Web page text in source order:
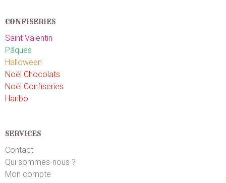
CONFISERIES
Saint Valentin
Pâques
Halloween
Noël Chocolats
Noël Confiseries
Haribo
SERVICES
Contact
Qui sommes-nous ?
Mon compte